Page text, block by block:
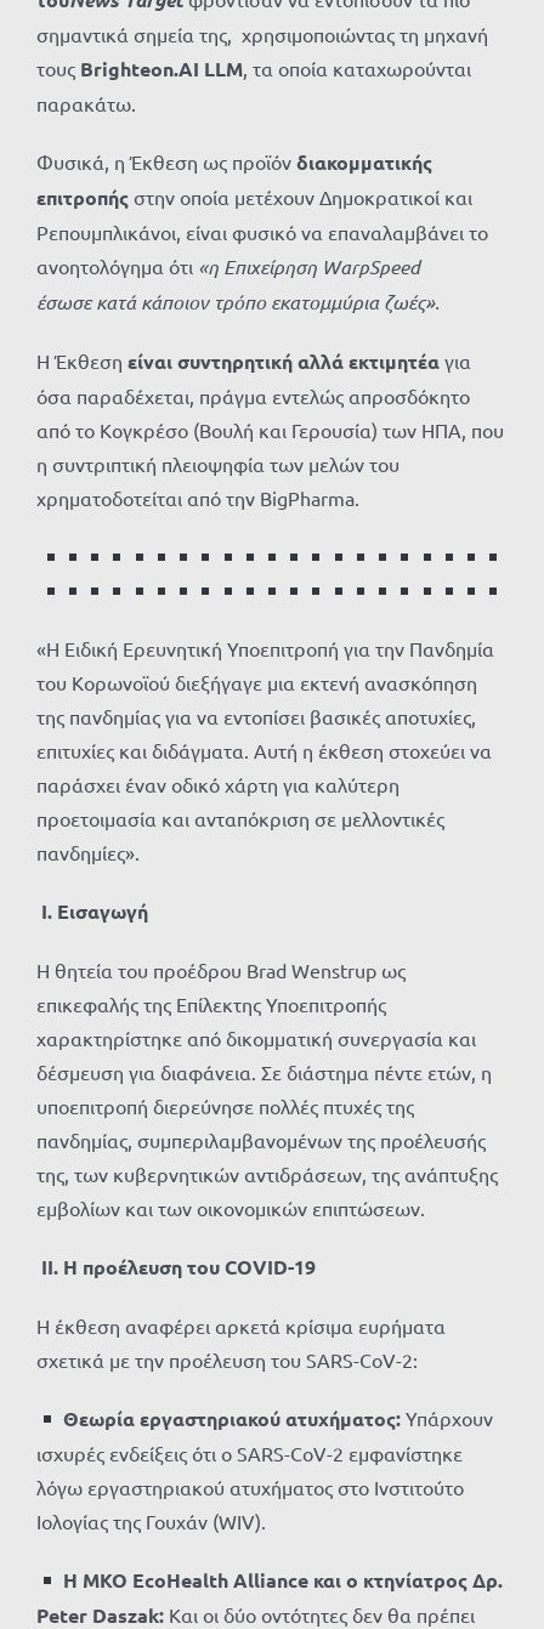
σημαντικά σημεία της, χρησιμοποιώντας τη μηχανή
τους Brighteon.AI LLM, τα οποία καταχωρούνται
παρακάτω.
Φυσικά, η Έκθεση ως προϊόν διακομματικής
επιτροπής στην οποία μετέχουν Δημοκρατικοί και
Ρεπουμπλικάνοι, είναι φυσικό να επαναλαμβάνει το
ανοητολόγημα ότι «η Επιχείρηση WarpSpeed ​​
έσωσε κατά κάποιον τρόπο εκατομμύρια ζωές».
Η Έκθεση είναι συντηρητική αλλά εκτιμητέα για
όσα παραδέχεται, πράγμα εντελώς απροσδόκητο
από το Κογκρέσο (Βουλή και Γερουσία) των ΗΠΑ, που
η συντριπτική πλειοψηφία των μελών του
χρηματοδοτείται από την BigPharma.
«Η Ειδική Ερευνητική Υποεπιτροπή για την Πανδημία
του Κορωνοϊού διεξήγαγε μια εκτενή ανασκόπηση
της πανδημίας για να εντοπίσει βασικές αποτυχίες,
επιτυχίες και διδάγματα. Αυτή η έκθεση στοχεύει να
παράσχει έναν οδικό χάρτη για καλύτερη
προετοιμασία και ανταπόκριση σε μελλοντικές
πανδημίες».
Ι. Εισαγωγή
Η θητεία του προέδρου Brad Wenstrup ως
επικεφαλής της Επίλεκτης Υποεπιτροπής
χαρακτηρίστηκε από δικομματική συνεργασία και
δέσμευση για διαφάνεια. Σε διάστημα πέντε ετών, η
υποεπιτροπή διερεύνησε πολλές πτυχές της
πανδημίας, συμπεριλαμβανομένων της προέλευσής
της, των κυβερνητικών αντιδράσεων, της ανάπτυξης
εμβολίων και των οικονομικών επιπτώσεων.
ΙΙ. Η προέλευση του COVID-19
Η έκθεση αναφέρει αρκετά κρίσιμα ευρήματα
σχετικά με την προέλευση του SARS-CoV-2:
Θεωρία εργαστηριακού ατυχήματος: Υπάρχουν
ισχυρές ενδείξεις ότι ο SARS-CoV-2 εμφανίστηκε
λόγω εργαστηριακού ατυχήματος στο Ινστιτούτο
Ιολογίας της Γουχάν (WIV).
Η ΜΚΟ EcoHealth Alliance και ο κτηνίατρος Δρ.
Peter Daszak: Και οι δύο οντότητες δεν θα πρέπει